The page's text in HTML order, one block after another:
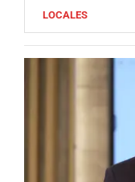
LOCALES